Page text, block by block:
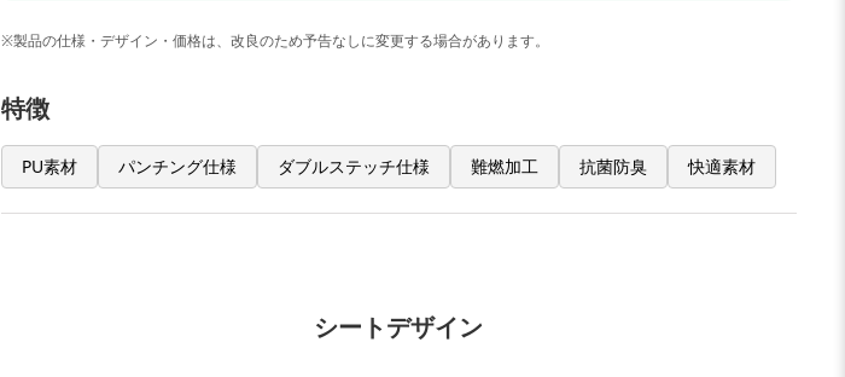
※製品の仕様・デザイン・価格は、改良のため予告なしに変更する場合があります。
特徴
PU素材 パンチング仕様 ダブルステッチ仕様 難燃加工 抗菌防臭 快適素材
シートデザイン